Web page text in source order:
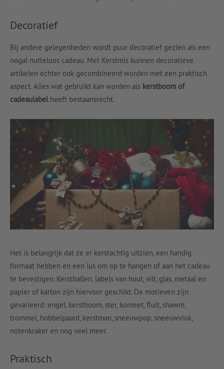
Decoratief
Bij andere gelegenheden wordt puur decoratief gezien als een
nogal nutteloos cadeau. Met Kerstmis kunnen decoratieve
artikelen echter ook gecombineerd worden met een praktisch
aspect. Alles wat gebruikt kan worden als kerstboom of
cadeaulabelheeft bestaansrecht.
Het is belangrijk dat ze er kerstachtig uitzien, een handig
formaat hebben en een lus om op te hangen of aan het cadeau
te bevestigen. Kerstballen, labels van hout, vilt, glas, metaal en
papier of karton zijn hiervoor geschikt. De motieven zijn
gevarieerd: engel, kerstboom, ster, komeet, fluit, shawm,
trommel, hobbelpaard, kerstman, sneeuwpop, sneeuwvlok,
notenkraker en nog veel meer.
Praktisch